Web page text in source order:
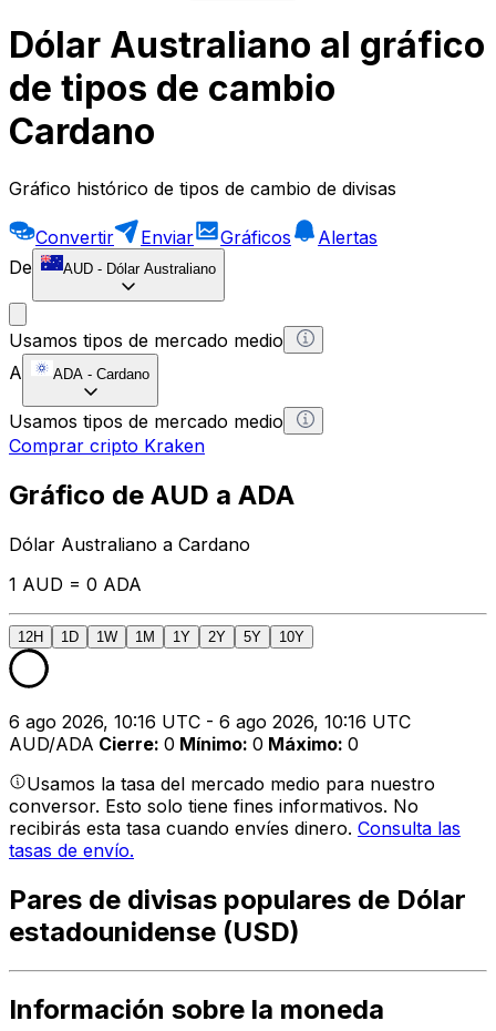
Dólar Australiano al gráfico
de tipos de cambio
Cardano
Gráfico histórico de tipos de cambio de divisas
Convertir Enviar Gráficos
Alertas
De
AUD - Dólar Australiano
Usamos tipos de mercado medio
A
ADA - Cardano
Usamos tipos de mercado medio
Comprar cripto Kraken
Gráfico de AUD a ADA
Dólar Australiano a Cardano
1 AUD = 0 ADA
12H 1D 1W 1M 1Y 2Y 5Y 10Y
6 ago 2026, 10:16 UTC - 6 ago 2026, 10:16 UTC
AUD/ADA Cierre: 0 Mínimo: 0 Máximo: 0
Usamos la tasa del mercado medio para nuestro
conversor. Esto solo tiene fines informativos. No
recibirás esta tasa cuando envíes dinero. Consulta las
tasas de envío.
Pares de divisas populares de Dólar
estadounidense (USD)
Información sobre la moneda